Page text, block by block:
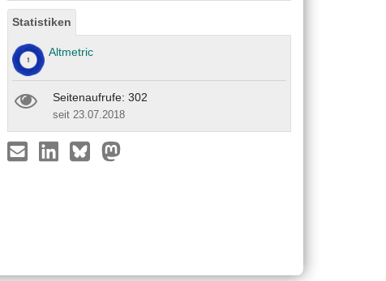
Statistiken
Altmetric
Seitenaufrufe: 302
seit 23.07.2018